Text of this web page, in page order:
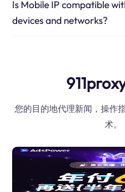
Is Mobile IP compatible
devices and networks?
您的目的地代理新闻，操作
术。